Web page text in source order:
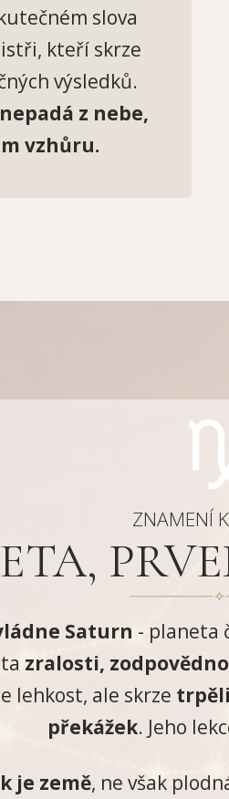
slova
kteří skrze
výsledků.
z nebe,
vzhůru.
ZNAMENÍ
Saturn - planeta
zralosti,
lehkost, ale skrze
překážek. Jeho
je země, ne však